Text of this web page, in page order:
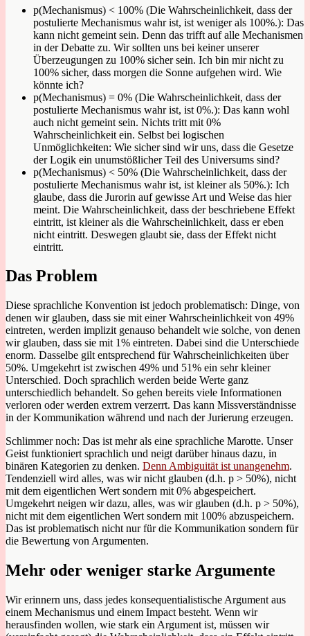
p(Mechanismus) < 100% (Die Wahrscheinlichkeit, dass der
postulierte Mechanismus wahr ist, ist weniger als 100%.): Das
kann nicht gemeint sein. Denn das trifft auf alle Mechanismen
in der Debatte zu. Wir sollten uns bei keiner unserer
Überzeugungen zu 100% sicher sein. Ich bin mir nicht zu
100% sicher, dass morgen die Sonne aufgehen wird. Wie
könnte ich?
p(Mechanismus) = 0% (Die Wahrscheinlichkeit, dass der
postulierte Mechanismus wahr ist, ist 0%.): Das kann wohl
auch nicht gemeint sein. Nichts tritt mit 0%
Wahrscheinlichkeit ein. Selbst bei logischen
Unmöglichkeiten: Wie sicher sind wir uns, dass die Gesetze
der Logik ein unumstößlicher Teil des Universums sind?
p(Mechanismus) < 50% (Die Wahrscheinlichkeit, dass der
postulierte Mechanismus wahr ist, ist kleiner als 50%.): Ich
glaube, dass die Jurorin auf gewisse Art und Weise das hier
meint. Die Wahrscheinlichkeit, dass der beschriebene Effekt
eintritt, ist kleiner als die Wahrscheinlichkeit, dass er eben
nicht eintritt. Deswegen glaubt sie, dass der Effekt nicht
eintritt.
Das Problem
Diese sprachliche Konvention ist jedoch problematisch: Dinge, von
denen wir glauben, dass sie mit einer Wahrscheinlichkeit von 49%
eintreten, werden implizit genauso behandelt wie solche, von denen
wir glauben, dass sie mit 1% eintreten. Dabei sind die Unterschiede
enorm. Dasselbe gilt entsprechend für Wahrscheinlichkeiten über
50%. Umgekehrt ist zwischen 49% und 51% ein sehr kleiner
Unterschied. Doch sprachlich werden beide Werte ganz
unterschiedlich behandelt. So gehen bereits viele Informationen
verloren oder werden extrem verzerrt. Das kann Missverständnisse
in der Kommunikation während und nach der Jurierung erzeugen.
Schlimmer noch: Das ist mehr als eine sprachliche Marotte. Unser
Geist funktioniert sprachlich und neigt darüber hinaus dazu, in
binären Kategorien zu denken. Denn Ambiguität ist unangenehm.
Tendenziell wird alles, was wir nicht glauben (d.h. p > 50%), nicht
mit dem eigentlichen Wert sondern mit 0% abgespeichert.
Umgekehrt neigen wir dazu, alles, was wir glauben (d.h. p > 50%),
nicht mit dem eigentlichen Wert sondern mit 100% abzuspeichern.
Das ist problematisch nicht nur für die Kommunikation sondern für
die Bewertung von Argumenten.
Mehr oder weniger starke Argumente
Wir erinnern uns, dass jedes konsequentialistische Argument aus
einem Mechanismus und einem Impact besteht. Wenn wir
herausfinden wollen, wie stark ein Argument ist, müssen wir